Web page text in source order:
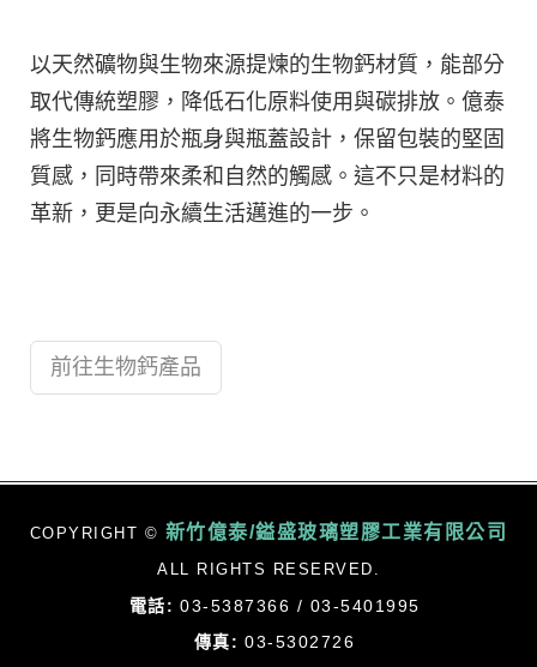
以天然礦物與生物來源提煉的生物鈣材質，能部分
取代傳統塑膠，降低石化原料使用與碳排放。億泰
將生物鈣應用於瓶身與瓶蓋設計，保留包裝的堅固
質感，同時帶來柔和自然的觸感。這不只是材料的
革新，更是向永續生活邁進的一步。
前往生物鈣產品
COPYRIGHT © 新竹億泰/鎰盛玻璃塑膠工業有限公司
ALL RIGHTS RESERVED.
電話: 03-5387366 / 03-5401995
傳真: 03-5302726